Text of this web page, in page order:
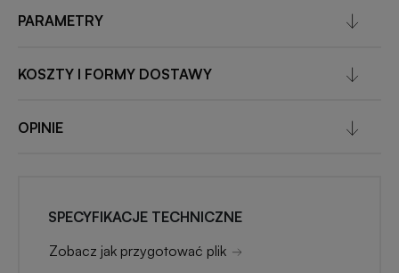
PARAMETRY
KOSZTY I FORMY DOSTAWY
OPINIE
SPECYFIKACJE TECHNICZNE
Zobacz jak przygotować plik